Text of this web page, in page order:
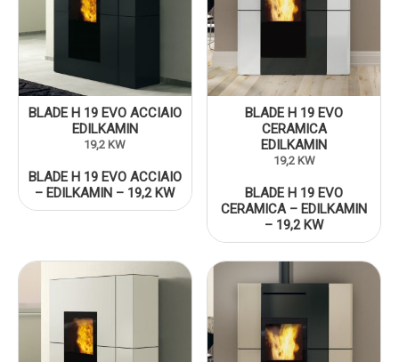
BLADE H 19 EVO ACCIAIO
EDILKAMIN
19,2 KW
BLADE H 19 EVO ACCIAIO
– EDILKAMIN – 19,2 KW
BLADE H 19 EVO
CERAMICA
EDILKAMIN
19,2 KW
BLADE H 19 EVO
CERAMICA – EDILKAMIN
– 19,2 KW